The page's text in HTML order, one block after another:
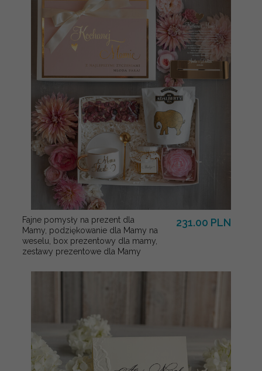
Fajne pomysły na prezent dla
Mamy, podziękowanie dla Mamy na
weselu, box prezentowy dla mamy,
zestawy prezentowe dla Mamy
231.00 PLN